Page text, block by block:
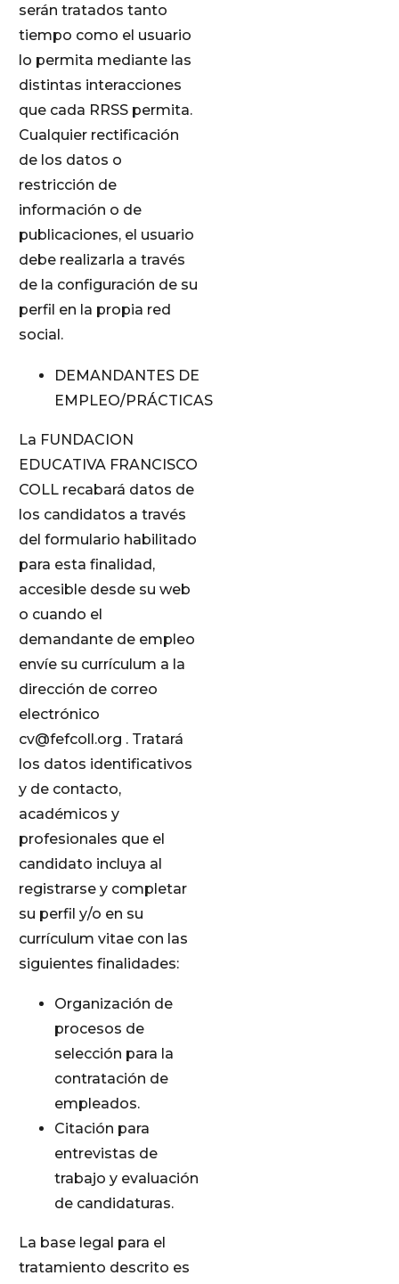
serán tratados tanto
tiempo como el usuario
lo permita mediante las
distintas interacciones
que cada RRSS permita.
Cualquier rectificación
de los datos o
restricción de
información o de
publicaciones, el usuario
debe realizarla a través
de la configuración de su
perfil en la propia red
social.
DEMANDANTES DE
EMPLEO/PRÁCTICAS
La FUNDACION
EDUCATIVA FRANCISCO
COLL recabará datos de
los candidatos a través
del formulario habilitado
para esta finalidad,
accesible desde su web
o cuando el
demandante de empleo
envíe su currículum a la
dirección de correo
electrónico
cv@fefcoll.org . Tratará
los datos identificativos
y de contacto,
académicos y
profesionales que el
candidato incluya al
registrarse y completar
su perfil y/o en su
currículum vitae con las
siguientes finalidades:
Organización de
procesos de
selección para la
contratación de
empleados.
Citación para
entrevistas de
trabajo y evaluación
de candidaturas.
La base legal para el
tratamiento descrito es